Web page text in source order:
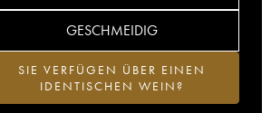
GESCHMEIDIG
SIE VERFÜGEN ÜBER EINEN
IDENTISCHEN WEIN?